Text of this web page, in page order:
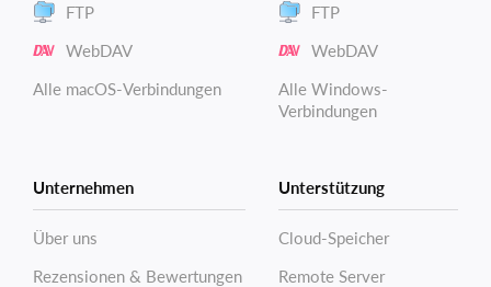
FTP
WebDAV
Alle macOS-Verbindungen
FTP
WebDAV
Alle Windows-
Verbindungen
Unternehmen
Über uns
Rezensionen & Bewertungen
Unterstützung
Cloud-Speicher
Remote Server